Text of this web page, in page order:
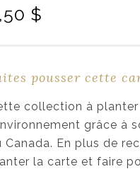
$
pousser cette
collection à planter
grâce à
Canada. En plus de
la carte et faire